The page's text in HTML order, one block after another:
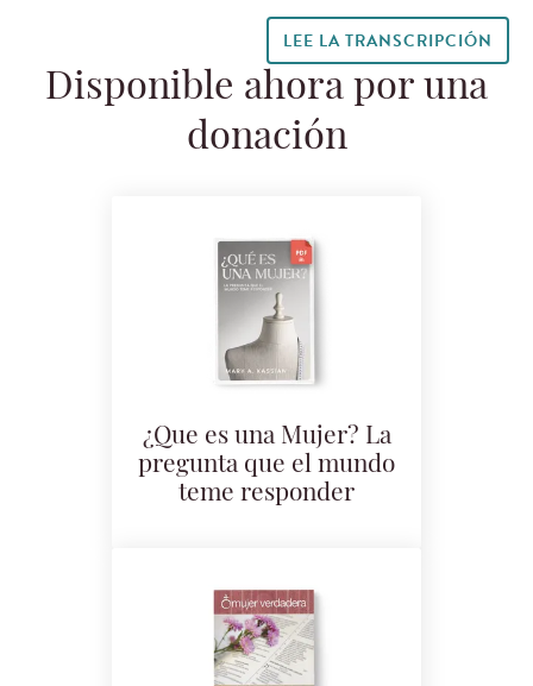
LEE LA TRANSCRIPCIÓN
Disponible ahora por una
donación
¿Que es una Mujer? La
pregunta que el mundo
teme responder